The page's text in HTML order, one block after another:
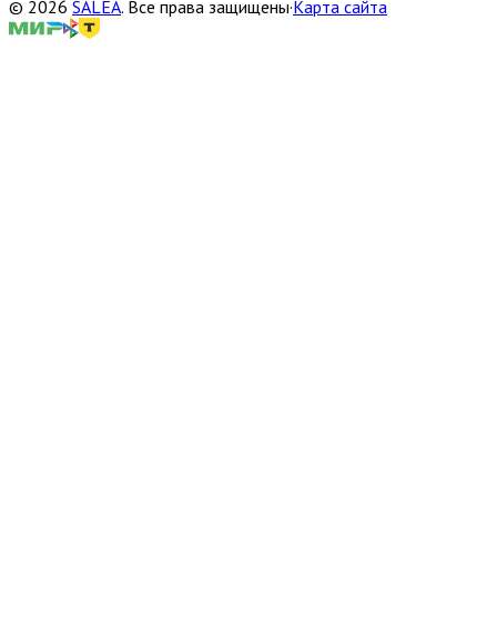
© 2026 SALEA. Все права защищены·Карта сайта